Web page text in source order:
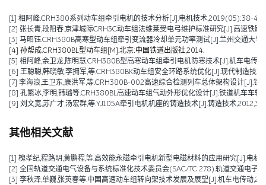
[1] 相阿峰.CRH380系列动车组牵引电机的技术分析[J].电机技术,2019(05):38-43.
[2] 张长青,段阳春.京津城际CRH3C动车组法维莱受电弓维护标准研究[J].高速铁
[3] 马昭钰.CRH380B高寒型动车组牵引变流器冷却单元功率测试[J].兰州交通大
[4] 孙帮成.CRH380BL型动车组[M].北京:中国铁道出版社,2014.
[5] 相阿峰,余卫龙,陈明慧.CRH380B型高寒动车组牵引电机防寒技术[J].机车电传
[6] 王聪聪,韩晓敏,李拥军,等.CRH380BK动车组安全环路系统优化[J].现代制造技
[7] 李海浪,王卫东,康洪军,等.CRH380B-002高速综合检测列车总体架构设计[J].铁
[8] 孔繁冰,李明,韩璐等.CRH380BL高速动车组气动外形优化设计[J].铁道机车车辆
[9] 刘文宽,苏广才,汤宏群,等.YJ105A牵引电机机座的铸造技术[J].铸造技术
其他相关文献
[1] 槐孝纪,程路明,黄鹏程,等.高效能永磁牵引电机新型电磁材料的应用研究[J].电
[2] 全国轨道交通电气设备与系统标准化技术委员会(SAC/TC 278).轨道交通电
[3] 李秋泽,单巍,张英春等.中国高速动车组转向架技术发展及展望[J].机车电传动